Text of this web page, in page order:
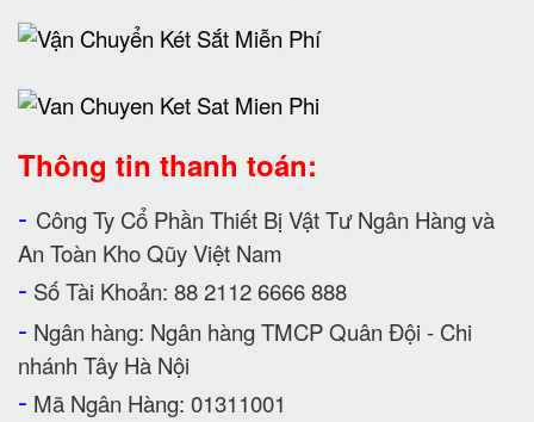
Thông tin thanh toán:
- Công Ty Cổ Phần Thiết Bị Vật Tư Ngân Hàng và
An Toàn Kho Qũy Việt Nam
- Số Tài Khoản: 88 2112 6666 888
- Ngân hàng: Ngân hàng TMCP Quân Đội - Chi
nhánh Tây Hà Nội
- Mã Ngân Hàng: 01311001